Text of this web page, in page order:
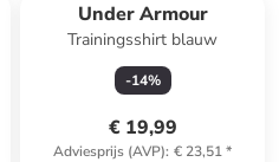
Under Armour
Trainingsshirt blauw
-14%
€ 19,99
Adviesprijs (AVP): € 23,51*